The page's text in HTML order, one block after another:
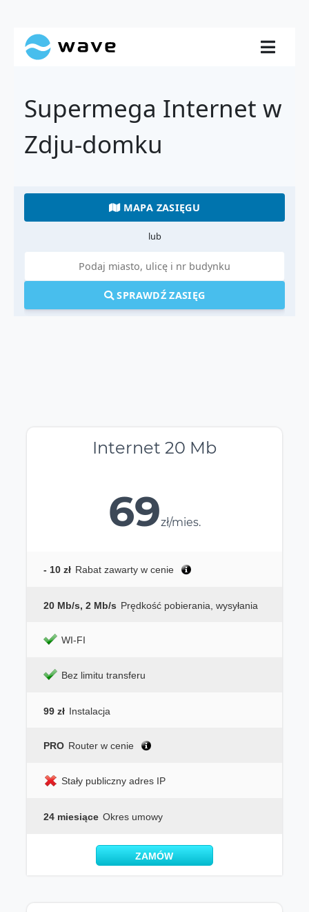
Supermega Internet w
Zdju-domku
MAPA ZASIĘGU
lub
SPRAWDŹ ZASIĘG
Internet 20 Mb
69zł/mies.
- 10 zł Rabat zawarty w cenie
20 Mb/s, 2 Mb/s Prędkość pobierania, wysyłania
WI-FI
Bez limitu transferu
99 zł Instalacja
PRO Router w cenie
Stały publiczny adres IP
24 miesiące Okres umowy
ZAMÓW